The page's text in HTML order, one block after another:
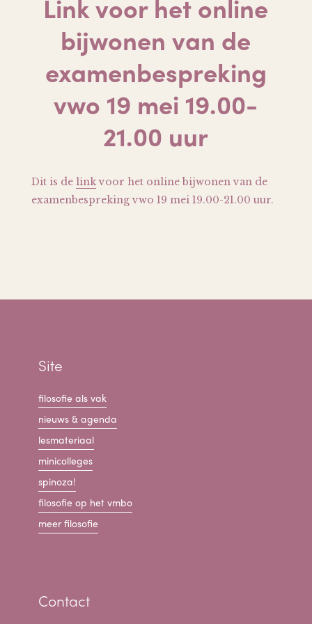
Link voor het online
bijwonen van de
examenbespreking
vwo 19 mei 19.00-
21.00 uur
Dit is de linkvoor het online bijwonen van de
examenbespreking vwo 19 mei 19.00-21.00 uur.
Site
filosofie als vak
nieuws & agenda
lesmateriaal
minicolleges
spinoza!
filosofie op het vmbo
meer filosofie
Contact